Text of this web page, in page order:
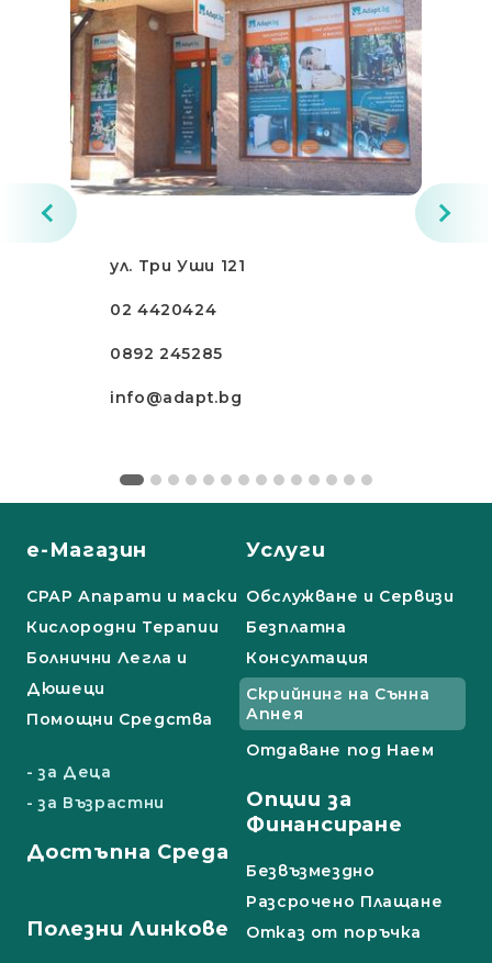
ул. Три Уши 121
02 4420424
0892 245285
info@adapt.bg
е-Магазин
СРАР Апарати и маски
Кислородни Терапии
Болнични Легла и
Дюшеци
Помощни Средства
- за Деца
- за Възрастни
Достъпна Среда
Услуги
Обслужване и Сервизи
Безплатна
Консултация
Скрийнинг на Сънна
Апнея
Отдаване под Наем
Опции за
Финансиране
Безвъзмездно
Разсрочено Плащане
Полезни Линкове Отказ от поръчка